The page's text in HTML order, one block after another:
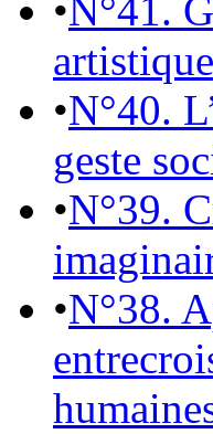
•N°41.
•N°40.
geste
•N°39.
•N°38.